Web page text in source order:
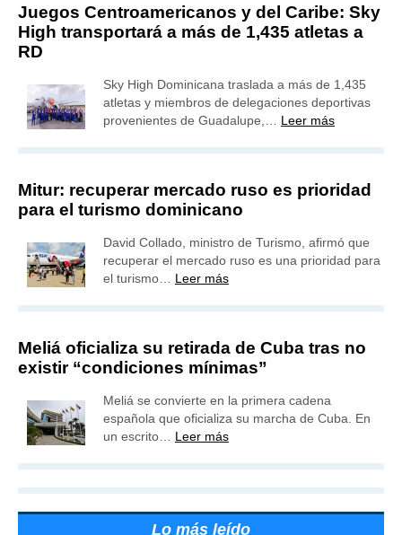
Juegos Centroamericanos y del Caribe: Sky
High transportará a más de 1,435 atletas a
RD
Sky High Dominicana traslada a más de 1,435
atletas y miembros de delegaciones deportivas
provenientes de Guadalupe,… Leer más
Mitur: recuperar mercado ruso es prioridad
para el turismo dominicano
David Collado, ministro de Turismo, afirmó que
recuperar el mercado ruso es una prioridad para
el turismo… Leer más
Meliá oficializa su retirada de Cuba tras no
existir “condiciones mínimas”
Meliá se convierte en la primera cadena
española que oficializa su marcha de Cuba. En
un escrito… Leer más
Lo más leído